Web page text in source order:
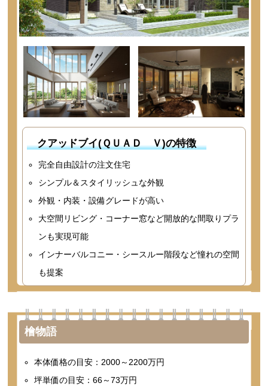
クアッドブイ(ＱＵＡＤ Ｖ)の特徴
完全自由設計の注文住宅
シンプル＆スタイリッシュな外観
外観・内装・設備グレードが高い
大空間リビング・コーナー窓など開放的な間取りプラ
ンも実現可能
インナーバルコニー・シースルー階段など憧れの空間
も提案
檜物語
本体価格の目安：2000～2200万円
坪単価の目安：66～73万円